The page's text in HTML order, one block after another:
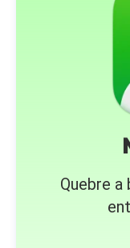
Quebre